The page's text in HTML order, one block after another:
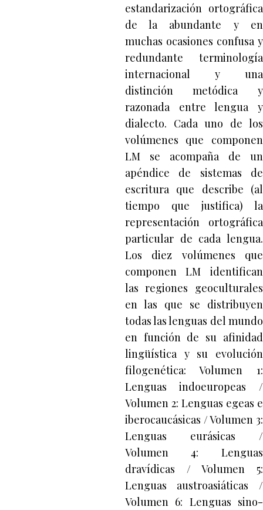
estandarización ortográfica
de la abundante y en
muchas ocasiones confusa y
redundante terminología
internacional y una
distinción metódica y
razonada entre lengua y
dialecto. Cada uno de los
volúmenes que componen
LM se acompaña de un
apéndice de sistemas de
escritura que describe (al
tiempo que justifica) la
representación ortográfica
particular de cada lengua.
Los diez volúmenes que
componen LM identifican
las regiones geoculturales
en las que se distribuyen
todas las lenguas del mundo
en función de su afinidad
lingüística y su evolución
filogenética: Volumen 1:
Lenguas indoeuropeas /
Volumen 2: Lenguas egeas e
iberocaucásicas / Volumen 3:
Lenguas eurásicas /
Volumen 4: Lenguas
dravídicas / Volumen 5:
Lenguas austroasiáticas /
Volumen 6: Lenguas sino-